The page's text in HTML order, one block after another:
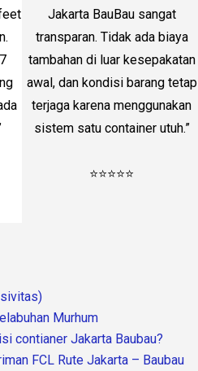
Jakarta BauBau sangat
transparan. Tidak ada biaya
tambahan di luar kesepakatan
awal, dan kondisi barang tetap
terjaga karena menggunakan
sistem satu container utuh.”
⭐⭐⭐⭐⭐
Murhum
contianer Jakarta Baubau?
FCL Rute Jakarta – Baubau